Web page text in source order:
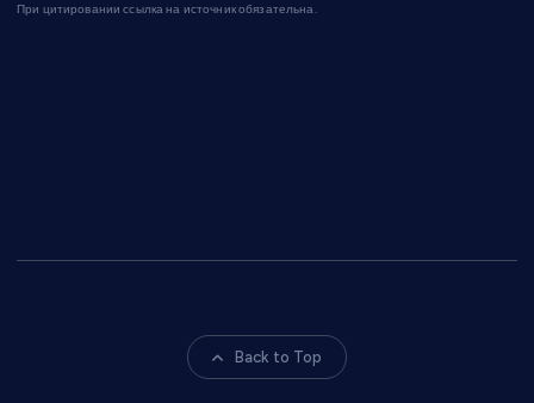
При цитировании ссылка на источник обязательна.
Back to Top